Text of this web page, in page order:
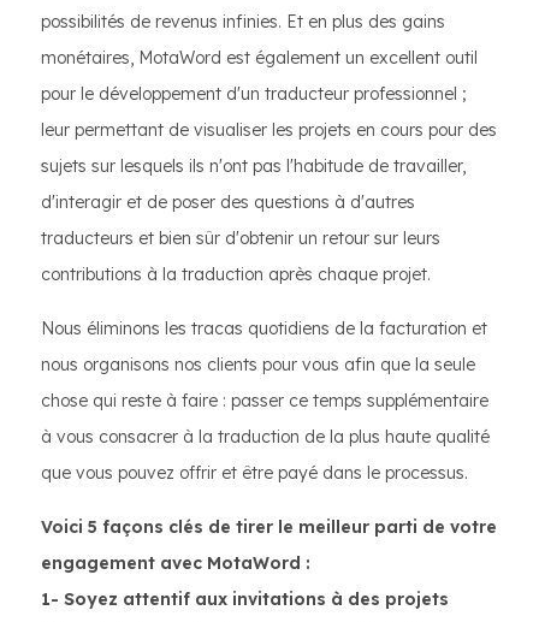
possibilités de revenus infinies. Et en plus des gains
monétaires, MotaWord est également un excellent outil
pour le développement d'un traducteur professionnel ;
leur permettant de visualiser les projets en cours pour des
sujets sur lesquels ils n'ont pas l'habitude de travailler,
d'interagir et de poser des questions à d'autres
traducteurs et bien sûr d'obtenir un retour sur leurs
contributions à la traduction après chaque projet.
Nous éliminons les tracas quotidiens de la facturation et
nous organisons nos clients pour vous afin que la seule
chose qui reste à faire : passer ce temps supplémentaire
à vous consacrer à la traduction de la plus haute qualité
que vous pouvez offrir et être payé dans le processus.
Voici 5 façons clés de tirer le meilleur parti de votre
engagement avec MotaWord :
1- Soyez attentif aux invitations à des projets